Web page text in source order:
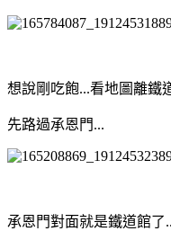
想說剛吃飽...看地圖離鐵
先路過承恩門...
承恩門對面就是鐵道館了